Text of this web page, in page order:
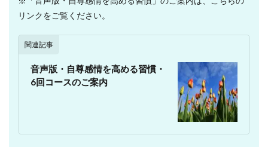
リンクをご覧ください。
関連記事
音声版・自尊感情を高める習慣・
6回コースのご案内